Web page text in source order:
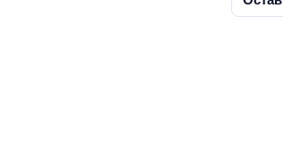
в секторе контрактной
повышения квалификации
журнала ПРОГОСЗАКАЗ.РФ,